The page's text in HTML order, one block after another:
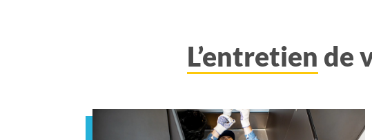
L’entretien de